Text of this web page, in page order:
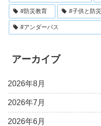
#防災教育 #子供と防災
#アンダーパス
アーカイブ
2026年8月
2026年7月
2026年6月